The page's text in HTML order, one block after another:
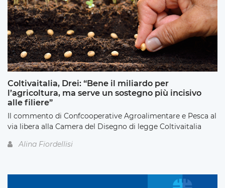
Coltivaitalia, Drei: “Bene il miliardo per
l’agricoltura, ma serve un sostegno più incisivo
alle filiere”
Il commento di Confcooperative Agroalimentare e Pesca al
via libera alla Camera del Disegno di legge Coltivaitalia
Alina Fiordellisi